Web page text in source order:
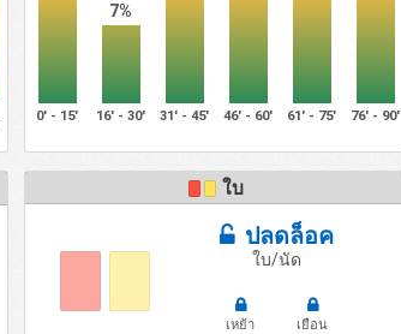
7%
0' - 15' 16' - 30' 31' - 45' 46' - 60' 61' - 75' 76' - 90'
ใบ
ปลดล็อค
ใบ/นัด
เหย้า
เยือน